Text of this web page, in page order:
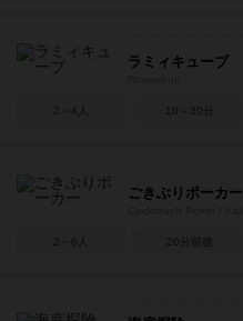
ラミィキューブ
2～4人 10～30分
ごきぶりポーカー
2～6人 20分前後